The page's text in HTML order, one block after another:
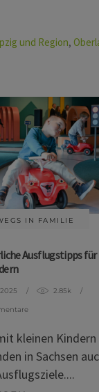
und Region,
IN FAMILIE
Ausflugstipps
2.85k
kleinen Kindern
in Sachsen